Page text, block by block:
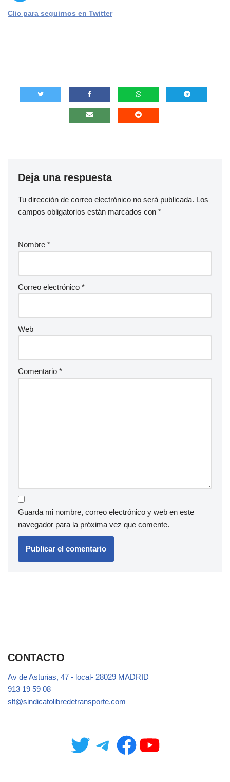
Clic para seguirnos en Twitter
Deja una respuesta
Tu dirección de correo electrónico no será publicada. Los
campos obligatorios están marcados con *
Nombre *
Correo electrónico *
Web
Comentario *
Guarda mi nombre, correo electrónico y web en este
navegador para la próxima vez que comente.
CONTACTO
Av de Asturias, 47 - local- 28029 MADRID
913 19 59 08
slt@sindicatolibredetransporte.com